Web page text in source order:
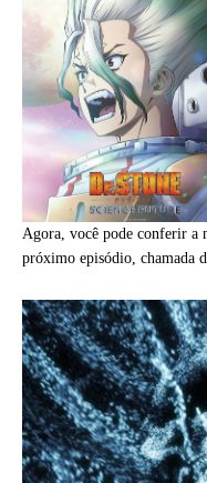
Agora, você pode conferir a
próximo episódio, chamada